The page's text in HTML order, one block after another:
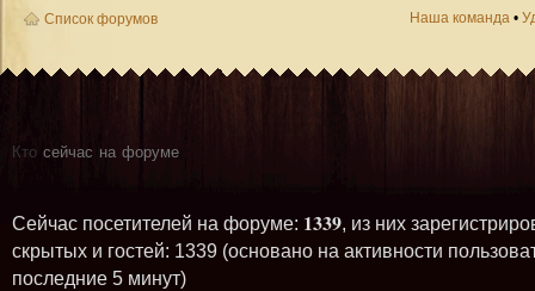
Список форумов Наша команда •
Кто сейчас на форуме
Сейчас посетителей на форуме: 1339, из них
скрытых и гостей: 1339 (основано на активности
последние 5 минут)